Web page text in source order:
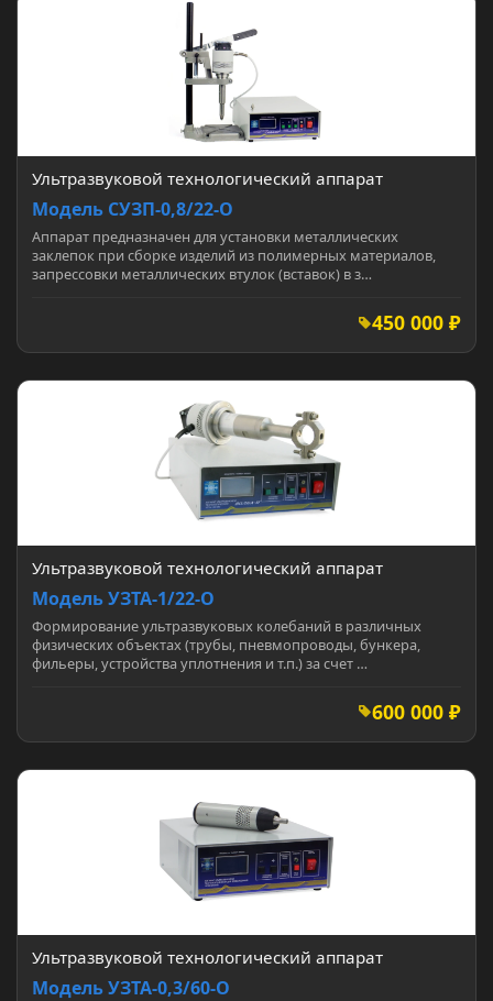
Ультразвуковой технологический аппарат
Модель СУЗП-0,8/22-О
Аппарат предназначен для установки металлических
заклепок при сборке изделий из полимерных материалов,
запрессовки металлических втулок (вставок) в з…
450 000 ₽
Ультразвуковой технологический аппарат
Модель УЗТА-1/22-О
Формирование ультразвуковых колебаний в различных
физических объектах (трубы, пневмопроводы, бункера,
фильеры, устройства уплотнения и т.п.) за счет …
600 000 ₽
Ультразвуковой технологический аппарат
Модель УЗТА-0,3/60-О